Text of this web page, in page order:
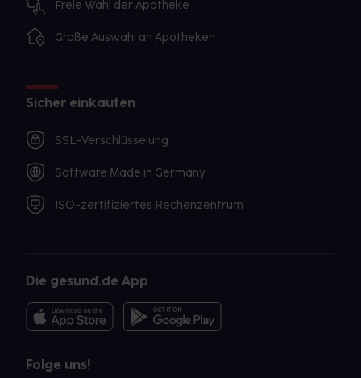
Freie Wahl der Apotheke
Große Auswahl an Apotheken
Sicher einkaufen
SSL-Verschlüsselung
Software Made in Germany
ISO-zertifiziertes Rechenzentrum
Die gesund.de App
Folge uns!